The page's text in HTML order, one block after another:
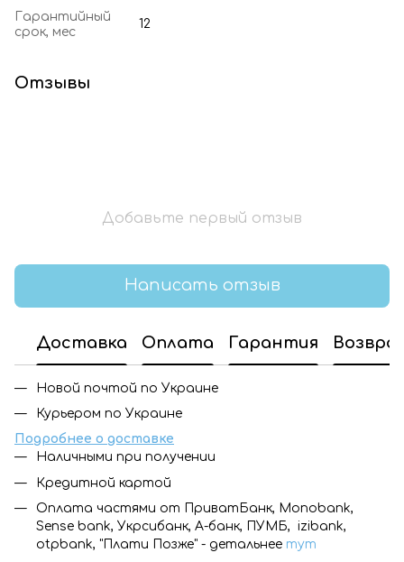
Гарантийный
срок, мес
12
Отзывы
Добавьте первый отзыв
Написать отзыв
Доставка Оплата Гарантия
Новой почтой по Украине
Курьером по Украине
Подробнее о доставке
Наличными при получении
Кредитной картой
Оплата частями от ПриватБанк, Monobank,
Sense bank, Укрсибанк, А-банк, ПУМБ, izibank,
otpbank, "Плати Позже" - детальнее тут